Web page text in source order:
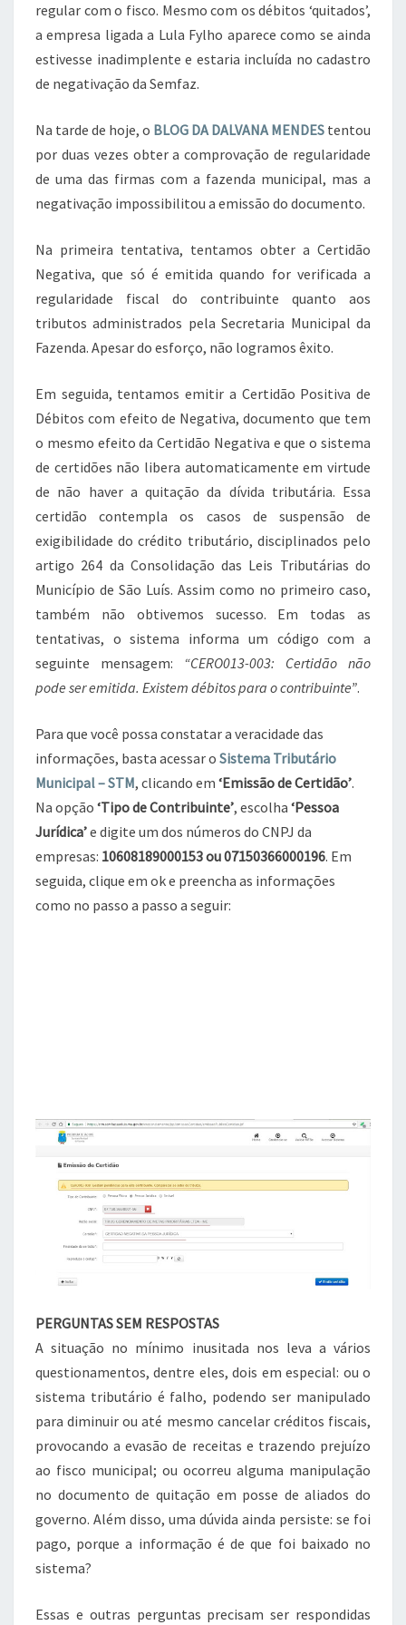
regular com o fisco. Mesmo com os débitos ‘quitados’,
a empresa ligada a Lula Fylho aparece como se ainda
estivesse inadimplente e estaria incluída no cadastro
de negativação da Semfaz.
Na tarde de hoje, o BLOG DA DALVANA MENDES tentou
por duas vezes obter a comprovação de regularidade
de uma das firmas com a fazenda municipal, mas a
negativação impossibilitou a emissão do documento.
Na primeira tentativa, tentamos obter a Certidão
Negativa, que só é emitida quando for verificada a
regularidade fiscal do contribuinte quanto aos
tributos administrados pela Secretaria Municipal da
Fazenda. Apesar do esforço, não logramos êxito.
Em seguida, tentamos emitir a Certidão Positiva de
Débitos com efeito de Negativa, documento que tem
o mesmo efeito da Certidão Negativa e que o sistema
de certidões não libera automaticamente em virtude
de não haver a quitação da dívida tributária. Essa
certidão contempla os casos de suspensão de
exigibilidade do crédito tributário, disciplinados pelo
artigo 264 da Consolidação das Leis Tributárias do
Município de São Luís. Assim como no primeiro caso,
também não obtivemos sucesso. Em todas as
tentativas, o sistema informa um código com a
seguinte mensagem: “CERO013-003: Certidão não
pode ser emitida. Existem débitos para o contribuinte”.
Para que você possa constatar a veracidade das
informações, basta acessar o Sistema Tributário
Municipal – STM, clicando em ‘Emissão de Certidão’.
Na opção ‘Tipo de Contribuinte’, escolha ‘Pessoa
Jurídica’e digite um dos números do CNPJ da
empresas: 10608189000153 ou 07150366000196. Em
seguida, clique em ok e preencha as informações
como no passo a passo a seguir:
PERGUNTAS SEM RESPOSTAS
A situação no mínimo inusitada nos leva a vários
questionamentos, dentre eles, dois em especial: ou o
sistema tributário é falho, podendo ser manipulado
para diminuir ou até mesmo cancelar créditos fiscais,
provocando a evasão de receitas e trazendo prejuízo
ao fisco municipal; ou ocorreu alguma manipulação
no documento de quitação em posse de aliados do
governo. Além disso, uma dúvida ainda persiste: se foi
pago, porque a informação é de que foi baixado no
sistema?
Essas e outras perguntas precisam ser respondidas